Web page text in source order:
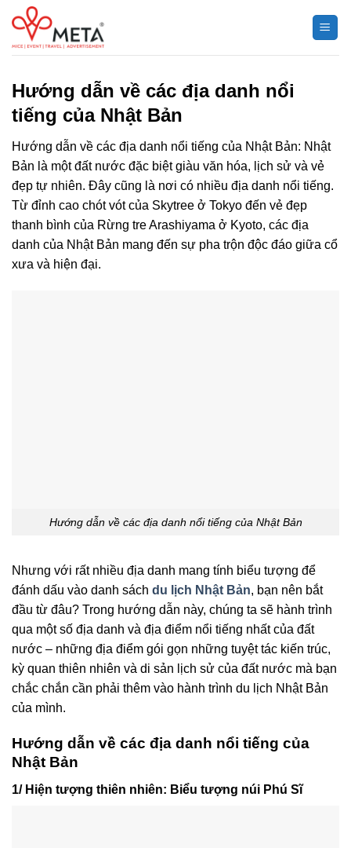
Chuyển
đến
nội
Hướng dẫn về các địa danh nổi
tiếng của Nhật Bản
Hướng dẫn về các địa danh nổi tiếng của Nhật Bản: Nhật
Bản là một đất nước đặc biệt giàu văn hóa, lịch sử và vẻ
đẹp tự nhiên. Đây cũng là nơi có nhiều địa danh nổi tiếng.
Từ đỉnh cao chót vót của Skytree ở Tokyo đến vẻ đẹp
thanh bình của Rừng tre Arashiyama ở Kyoto, các địa
danh của Nhật Bản mang đến sự pha trộn độc đáo giữa cổ
xưa và hiện đại.
Hướng dẫn về các địa danh nổi tiếng của Nhật Bản
Nhưng với rất nhiều địa danh mang tính biểu tượng để
đánh dấu vào danh sách du lịch Nhật Bản, bạn nên bắt
đầu từ đâu? Trong hướng dẫn này, chúng ta sẽ hành trình
qua một số địa danh và địa điểm nổi tiếng nhất của đất
nước – những địa điểm gói gọn những tuyệt tác kiến trúc,
kỳ quan thiên nhiên và di sản lịch sử của đất nước mà bạn
chắc chắn cần phải thêm vào hành trình du lịch Nhật Bản
của mình.
Hướng dẫn về các địa danh nổi tiếng của
Nhật Bản
1/ Hiện tượng thiên nhiên: Biểu tượng núi Phú Sĩ